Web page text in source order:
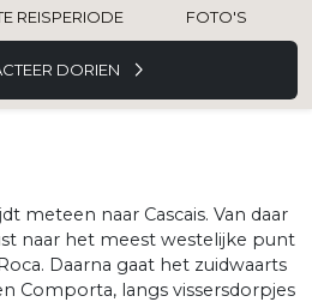
REISPERIODE FOTO'S
DORIEN
meteen naar Cascais. Van daar
naar het meest westelijke punt
Daarna gaat het zuidwaarts
Comporta, langs vissersdorpjes